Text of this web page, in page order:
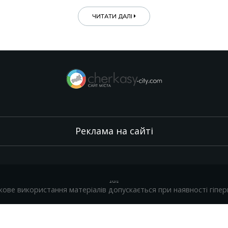
ЧИТАТИ ДАЛІ
Реклама на сайті
.,.,.
використання матеріалів допускається при наявності